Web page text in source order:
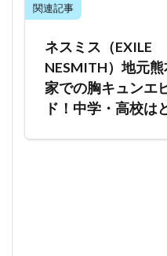
関連記事
ネスミス（EXILE
NESMITH）地元
家での胸キュンエ
ド！中学・高校は